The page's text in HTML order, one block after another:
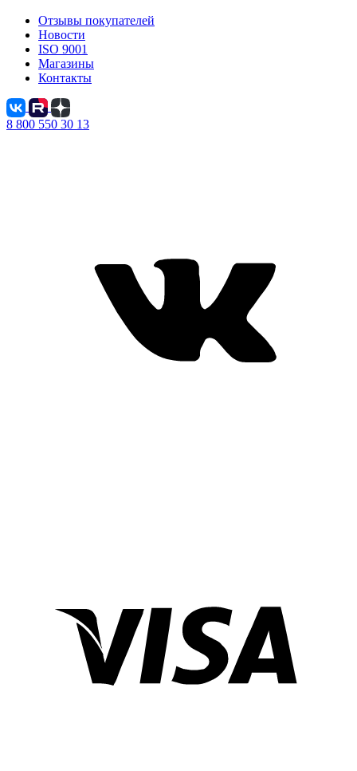
Отзывы покупателей
Новости
ISO 9001
Магазины
Контакты
8 800 550 30 13